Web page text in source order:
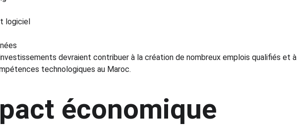
logiciel
devraient contribuer à la création de nombreux emplois qualifiés et à
technologiques au Maroc.
économique